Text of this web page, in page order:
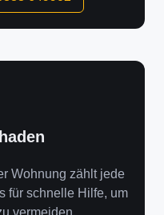
Wohnung zählt jede
für schnelle Hilfe, um
vermeiden.